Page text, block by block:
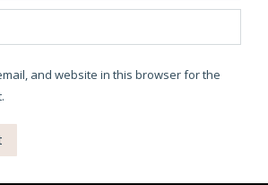
and website in this browser for the